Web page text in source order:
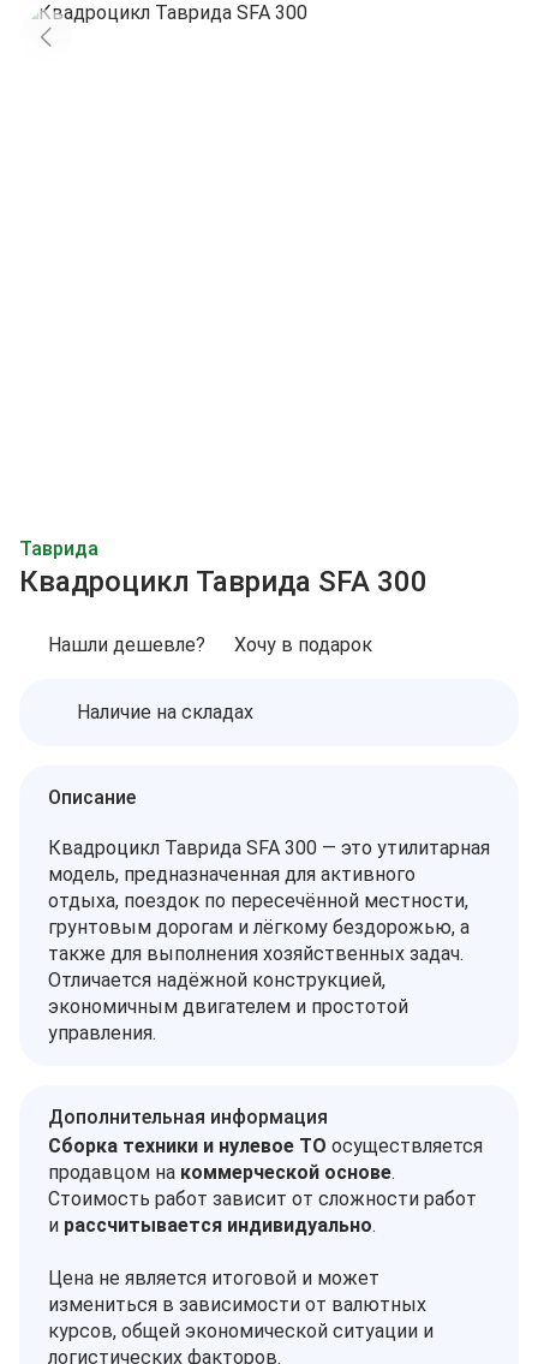
Таврида
Квадроцикл Таврида SFA 300
Нашли дешевле? Хочу в подарок
Наличие на складах
Описание
Квадроцикл Таврида SFA 300 — это утилитарная
модель, предназначенная для активного
отдыха, поездок по пересечённой местности,
грунтовым дорогам и лёгкому бездорожью, а
также для выполнения хозяйственных задач.
Отличается надёжной конструкцией,
экономичным двигателем и простотой
управления.
Дополнительная информация
Сборка техники и нулевое ТО осуществляется
продавцом на коммерческой основе.
Стоимость работ зависит от сложности работ
и рассчитывается индивидуально.
Цена не является итоговой и может
измениться в зависимости от валютных
курсов, общей экономической ситуации и
логистических факторов.